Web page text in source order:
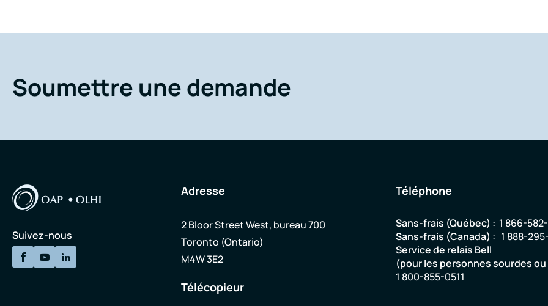
Soumettre une demande
Suivez-nous
Adresse
2 Bloor Street West, bureau 700
Toronto (Ontario)
M4W 3E2
Télécopieur
Téléphone
Sans-frais (Québec) : 1 866-
Sans-frais (Canada) : 1 888-
Service de relais Bell
(pour les personnes sourdes
1 800-855-0511